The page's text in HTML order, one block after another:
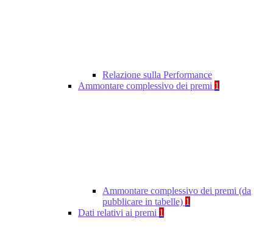
Relazione sulla Performance
Ammontare complessivo dei premi 1
Ammontare complessivo dei premi (da
pubblicare in tabelle) 1
Dati relativi ai premi 1